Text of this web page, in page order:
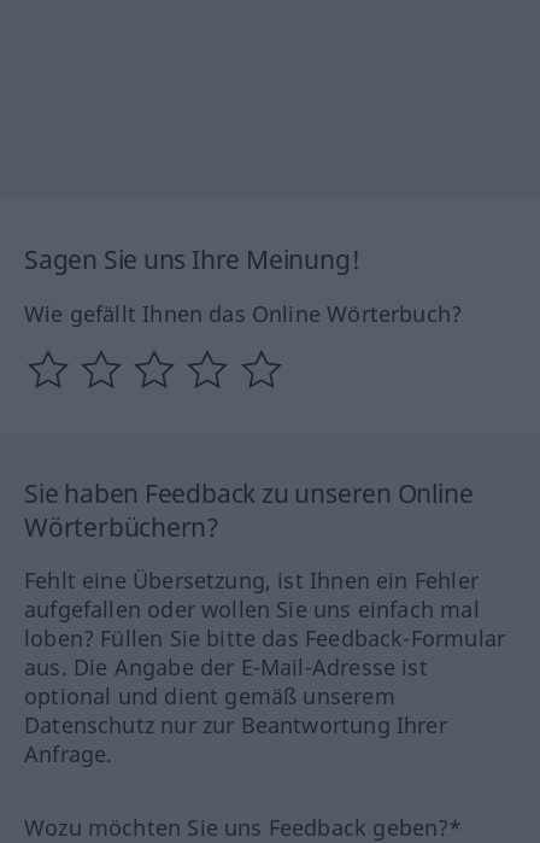
Sagen Sie uns Ihre Meinung!
Wie gefällt Ihnen das Online Wörterbuch?
Sie haben Feedback zu unseren Online
Wörterbüchern?
Fehlt eine Übersetzung, ist Ihnen ein Fehler
aufgefallen oder wollen Sie uns einfach mal
loben? Füllen Sie bitte das Feedback-Formular
aus. Die Angabe der E-Mail-Adresse ist
optional und dient gemäß unserem
Datenschutz nur zur Beantwortung Ihrer
Anfrage.
Wozu möchten Sie uns Feedback geben?*